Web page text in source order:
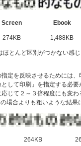
Screen Ebook
274KB 1,488KB
ほとんど区別がつかない感
定を反映させるためには
して印刷」を指定する必
じて２～３倍程度にも変
場合よりも粗いような結果
264KB